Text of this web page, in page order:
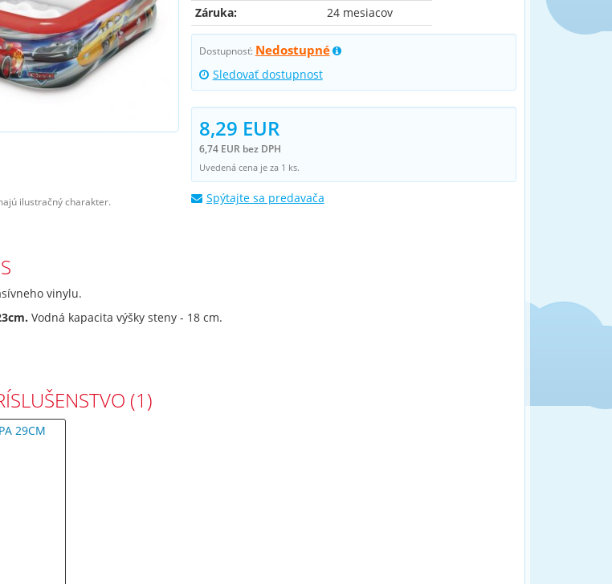
ilustračný charakter.
Záruka:
24 mesiacov
Dostupnosť: Nedostupné
Sledovať dostupnost
8,29 EUR
6,74 EUR bez DPH
Uvedená cena je za 1 ks.
Spýtajte sa predavača
vinylu.
Vodná kapacita výšky steny - 18 cm.
(1)
29CM